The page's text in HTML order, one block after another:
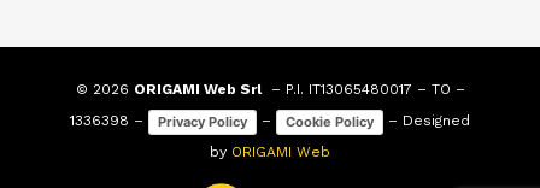
© 2026 ORIGAMI Web Srl– P.I. IT13065480017 – TO –
1336398 –
Privacy Policy – Cookie Policy
– Designed
by ORIGAMI Web